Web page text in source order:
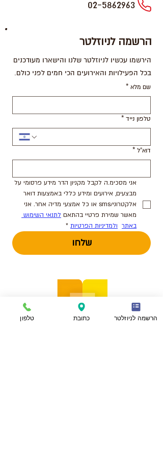
02-5862963
הרשמה לניוזלטר
הירשמו עכשיו לניוזלטר שלנו והישארו מעודכנים
בכל הפעילויות והאירועים הכי חמים לפני כולם.
שם מלא *
טלפון נייד *
דוא"ל *
מאשר שמירת פרטיי בהתאם
באתר ולמדיניות הפרטיות *
שלחו
טלפון כתובת הרשמה לניוזלטר